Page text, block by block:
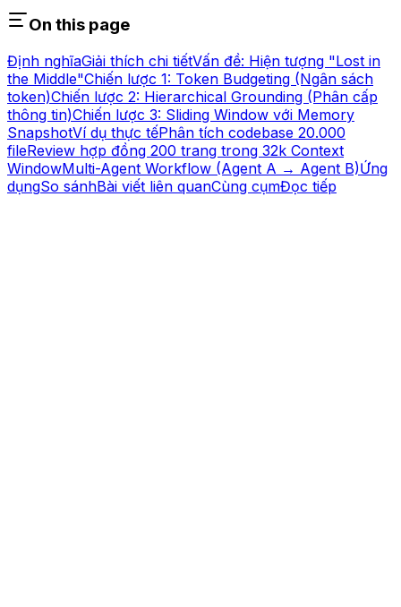
On this page
Định nghĩaGiải thích chi tiếtVấn đề: Hiện tượng "Lost in
the Middle"Chiến lược 1: Token Budgeting (Ngân sách
token)Chiến lược 2: Hierarchical Grounding (Phân cấp
thông tin)Chiến lược 3: Sliding Window với Memory
SnapshotVí dụ thực tếPhân tích codebase 20.000
fileReview hợp đồng 200 trang trong 32k Context
WindowMulti-Agent Workflow (Agent A → Agent B)Ứng
dụngSo sánhBài viết liên quanCùng cụmĐọc tiếp